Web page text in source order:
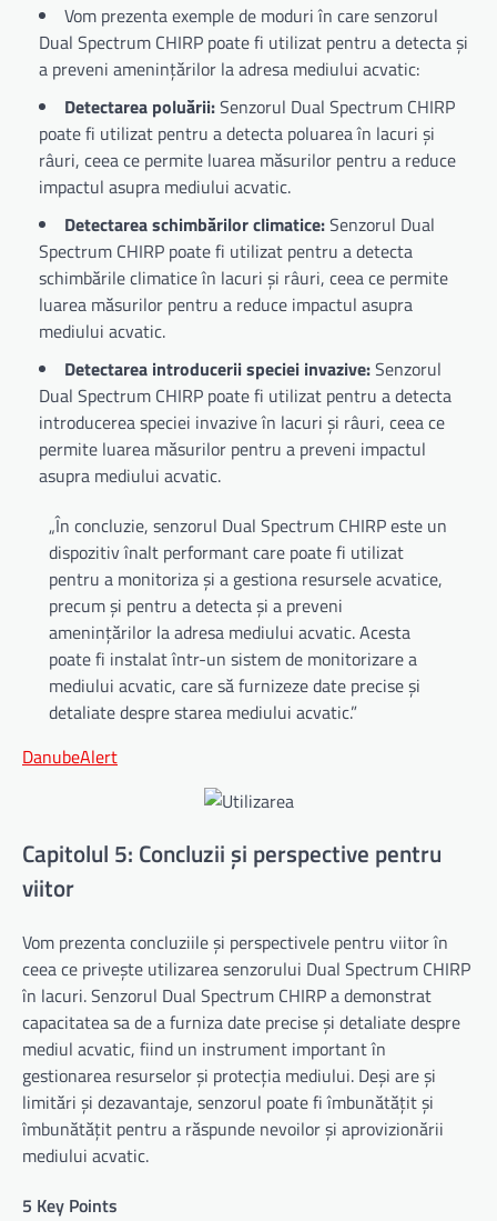
Vom prezenta exemple de moduri în care senzorul
Dual Spectrum CHIRP poate fi utilizat pentru a detecta și
a preveni amenințărilor la adresa mediului acvatic:
Detectarea poluării:Senzorul Dual Spectrum CHIRP
poate fi utilizat pentru a detecta poluarea în lacuri și
râuri, ceea ce permite luarea măsurilor pentru a reduce
impactul asupra mediului acvatic.
Detectarea schimbărilor climatice:Senzorul Dual
Spectrum CHIRP poate fi utilizat pentru a detecta
schimbările climatice în lacuri și râuri, ceea ce permite
luarea măsurilor pentru a reduce impactul asupra
mediului acvatic.
Detectarea introducerii speciei invazive:Senzorul
Dual Spectrum CHIRP poate fi utilizat pentru a detecta
introducerea speciei invazive în lacuri și râuri, ceea ce
permite luarea măsurilor pentru a preveni impactul
asupra mediului acvatic.
„În concluzie, senzorul Dual Spectrum CHIRP este un
dispozitiv înalt performant care poate fi utilizat
pentru a monitoriza și a gestiona resursele acvatice,
precum și pentru a detecta și a preveni
amenințărilor la adresa mediului acvatic. Acesta
poate fi instalat într-un sistem de monitorizare a
mediului acvatic, care să furnizeze date precise și
detaliate despre starea mediului acvatic.”
DanubeAlert
Capitolul 5: Concluzii și perspective pentru
viitor
Vom prezenta concluziile și perspectivele pentru viitor în
ceea ce privește utilizarea senzorului Dual Spectrum CHIRP
în lacuri. Senzorul Dual Spectrum CHIRP a demonstrat
capacitatea sa de a furniza date precise și detaliate despre
mediul acvatic, fiind un instrument important în
gestionarea resurselor și protecția mediului. Deși are și
limitări și dezavantaje, senzorul poate fi îmbunătățit și
îmbunătățit pentru a răspunde nevoilor și aprovizionării
mediului acvatic.
5 Key Points